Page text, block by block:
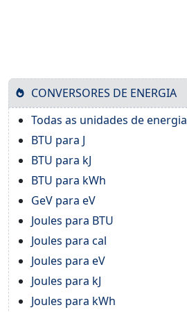
CONVERSORES DE ENERGIA
Todas as unidades de energia
BTU para J
BTU para kJ
BTU para kWh
GeV para eV
Joules para BTU
Joules para cal
Joules para eV
Joules para kJ
Joules para kWh